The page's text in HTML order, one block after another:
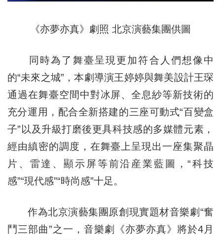
《亦夢亦真》劇照 北京演藝集團供圖
同時為了舞臺呈現更加符合人們想像中
的“未來之城”，本劇導演王婷婷與舞美設計王琛
通過在舞臺空間中對冰屏、全息紗等新技術的
充分運用，配合全新搭建的三座可動式“百變盒
子”以及升級打磨後更具科技感的多媒體元素，
經由縝密的調度，在舞臺上呈現出一座集聚晶
片、雷達、顯示屏等前沿産業藍圖，“科技
感”“現代感”“時尚感”十足。
作為北京演藝集團原創現實題材音樂劇“奮
鬥三部曲”之一，音樂劇《亦夢亦真》將於4月